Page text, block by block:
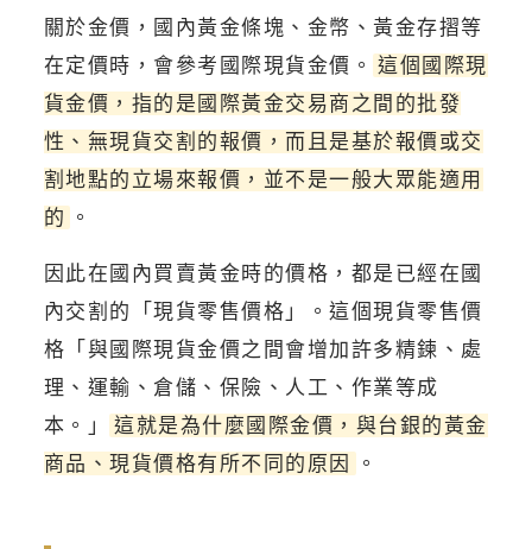
關於金價，國內黃金條塊、金幣、黃金存摺等
在定價時，會參考國際現貨金價。 這個國際現
貨金價，指的是國際黃金交易商之間的批發
性、無現貨交割的報價，而且是基於報價或交
割地點的立場來報價，並不是一般大眾能適用
的 。
因此在國內買賣黃金時的價格，都是已經在國
內交割的「現貨零售價格」。這個現貨零售價
格「與國際現貨金價之間會增加許多精鍊、處
理、運輸、倉儲、保險、人工、作業等成
本。」
這就是為什麼國際金價，與台銀的黃金
商品、現貨價格有所不同的原因
。